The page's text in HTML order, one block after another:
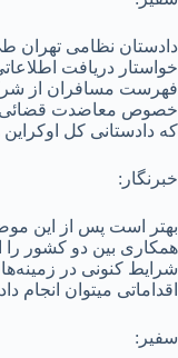
دادستان نظامی تهران
خواستار دریافت
فهرست مسافران از
خصوص معاضدت قضائی
که دادستانی کل
خبرنگار:
بهتر است پس از این
همکاری بین دو کشور را
شرایط کنونی در
اقداماتی می­توان انجام
سفیر: